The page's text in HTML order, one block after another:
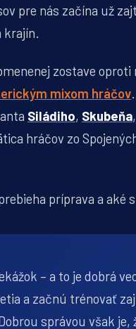
pre nás začína už
krajín.
zostave
mixom hráčov
Siládiho, Skubeňa,
hráčov zo
príprava a aké
– a to je dobrá
a začnú trénovať
správou však